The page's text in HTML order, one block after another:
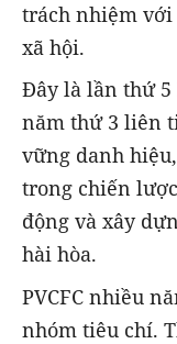
trách nhiệm
xã hội.
Đây là lần thứ 5
năm thứ 3 liên
vững danh
trong chiến
động và xây
hài hòa.
PVCFC nhiều
nhóm tiêu chí.